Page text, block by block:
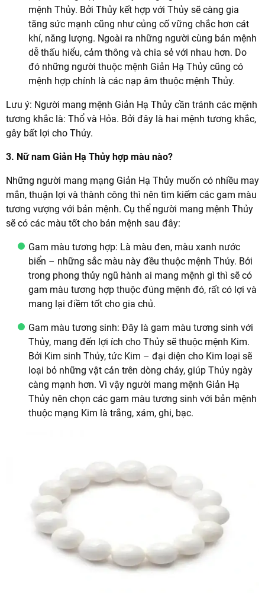
mệnh Thủy. Bởi Thủy kết hợp với Thủy sẽ càng gia
tăng sức mạnh cũng như củng cố vững chắc hơn cát
khí, năng lượng. Ngoài ra những người cùng bản mệnh
dễ thấu hiểu, cảm thông và chia sẻ với nhau hơn. Do
đó những người thuộc mệnh Giản Hạ Thủy cũng có
mệnh hợp chính là các nạp âm thuộc mệnh Thủy.
Lưu ý: Người mang mệnh Giản Hạ Thủy cần tránh các mệnh
tương khắc là: Thổ và Hỏa. Bởi đây là hai mệnh tương khắc,
gây bất lợi cho Thủy.
3. Nữ nam Giản Hạ Thủy hợp màu nào?
Những người mang mạng Giản Hạ Thủy muốn có nhiều may
mắn, thuận lợi và thành công thì nên tìm kiếm các gam màu
tương vượng với bản mệnh. Cụ thể người mang mệnh Thủy
sẽ có các màu tốt cho bản mệnh sau đây:
Gam màu tương hợp: Là màu đen, màu xanh nước
biển – những sắc màu này đều thuộc mệnh Thủy. Bởi
trong phong thủy ngũ hành ai mang mệnh gì thì sẽ có
gam màu tương hợp thuộc đúng mệnh đó, rất có lợi và
mang lại điềm tốt cho gia chủ.
Gam màu tương sinh: Đây là gam màu tương sinh với
Thủy, mang đến lợi ích cho Thủy sẽ thuộc mệnh Kim.
Bởi Kim sinh Thủy, tức Kim – đại diện cho Kim loại sẽ
loại bỏ những vật cản trên dòng chảy, giúp Thủy ngày
càng mạnh hơn. Vì vậy người mang mệnh Giản Hạ
Thủy nên chọn các gam màu tương sinh với bản mệnh
thuộc mạng Kim là trắng, xám, ghi, bạc.